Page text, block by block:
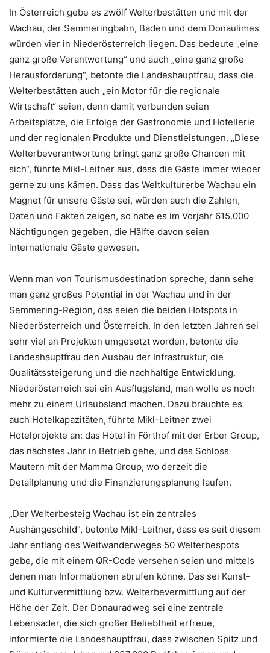
In Österreich gebe es zwölf Welterbestätten und mit der
Wachau, der Semmeringbahn, Baden und dem Donaulimes
würden vier in Niederösterreich liegen. Das bedeute „eine
ganz große Verantwortung“ und auch „eine ganz große
Herausforderung“, betonte die Landeshauptfrau, dass die
Welterbestätten auch „ein Motor für die regionale
Wirtschaft“ seien, denn damit verbunden seien
Arbeitsplätze, die Erfolge der Gastronomie und Hotellerie
und der regionalen Produkte und Dienstleistungen. „Diese
Welterbeverantwortung bringt ganz große Chancen mit
sich“, führte Mikl-Leitner aus, dass die Gäste immer wieder
gerne zu uns kämen. Dass das Weltkulturerbe Wachau ein
Magnet für unsere Gäste sei, würden auch die Zahlen,
Daten und Fakten zeigen, so habe es im Vorjahr 615.000
Nächtigungen gegeben, die Hälfte davon seien
internationale Gäste gewesen.
Wenn man von Tourismusdestination spreche, dann sehe
man ganz großes Potential in der Wachau und in der
Semmering-Region, das seien die beiden Hotspots in
Niederösterreich und Österreich. In den letzten Jahren sei
sehr viel an Projekten umgesetzt worden, betonte die
Landeshauptfrau den Ausbau der Infrastruktur, die
Qualitätssteigerung und die nachhaltige Entwicklung.
Niederösterreich sei ein Ausflugsland, man wolle es noch
mehr zu einem Urlaubsland machen. Dazu bräuchte es
auch Hotelkapazitäten, führte Mikl-Leitner zwei
Hotelprojekte an: das Hotel in Förthof mit der Erber Group,
das nächstes Jahr in Betrieb gehe, und das Schloss
Mautern mit der Mamma Group, wo derzeit die
Detailplanung und die Finanzierungsplanung laufen.
„Der Welterbesteig Wachau ist ein zentrales
Aushängeschild“, betonte Mikl-Leitner, dass es seit diesem
Jahr entlang des Weitwanderweges 50 Welterbespots
gebe, die mit einem QR-Code versehen seien und mittels
denen man Informationen abrufen könne. Das sei Kunst-
und Kulturvermittlung bzw. Welterbevermittlung auf der
Höhe der Zeit. Der Donauradweg sei eine zentrale
Lebensader, die sich großer Beliebtheit erfreue,
informierte die Landeshauptfrau, dass zwischen Spitz und